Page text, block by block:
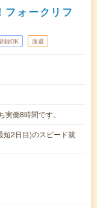
フォークリフ
録OK 派遣
働8時間です。
短2日目)のスピード就